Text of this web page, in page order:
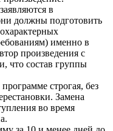
в
должны подготовить
именно в
произведения с
что состав группы
строгая, без
Замена
во время